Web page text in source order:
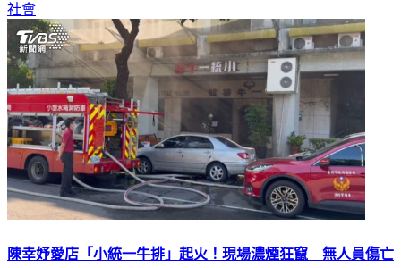
社會
陳幸妤愛店「小統一牛排」起火！現場濃煙狂竄 無人員傷亡